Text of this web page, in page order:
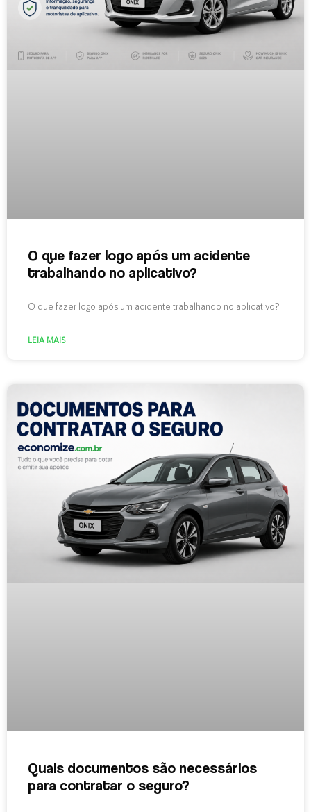
O que fazer logo após um acidente
trabalhando no aplicativo?
O que fazer logo após um acidente trabalhando no aplicativo?
LEIA MAIS
Quais documentos são necessários
para contratar o seguro?